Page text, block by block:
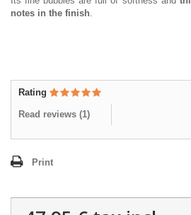
notes in the finish
Rating
Read reviews (1)
Print